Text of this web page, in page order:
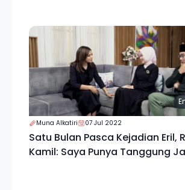
Muna Alkatiri 07 Jul 2022
Satu Bulan Pasca Kejadian Eril,
Kamil: Saya Punya Tanggung